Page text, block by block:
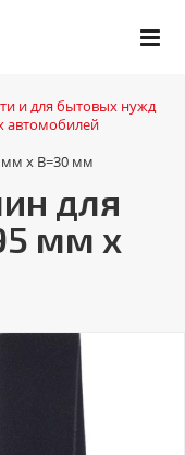
и для бытовых нужд
автомобилей
мм x B=30 мм
для
мм x